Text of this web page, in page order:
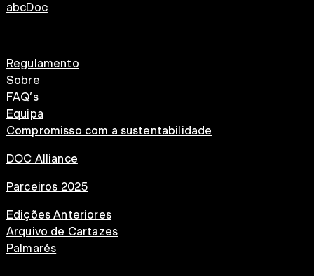
abcDoc
Regulamento
Sobre
FAQ’s
Equipa
Compromisso com a sustentabilidade
DOC Alliance
Parceiros 2025
Edições Anteriores
Arquivo de Cartazes
Palmarés